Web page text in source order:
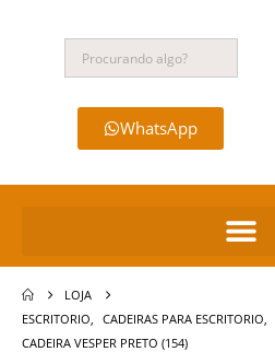
WhatsApp
LOJA
ESCRITORIO
CADEIRAS PARA ESCRITORIO
CADEIRA VESPER PRETO (154)